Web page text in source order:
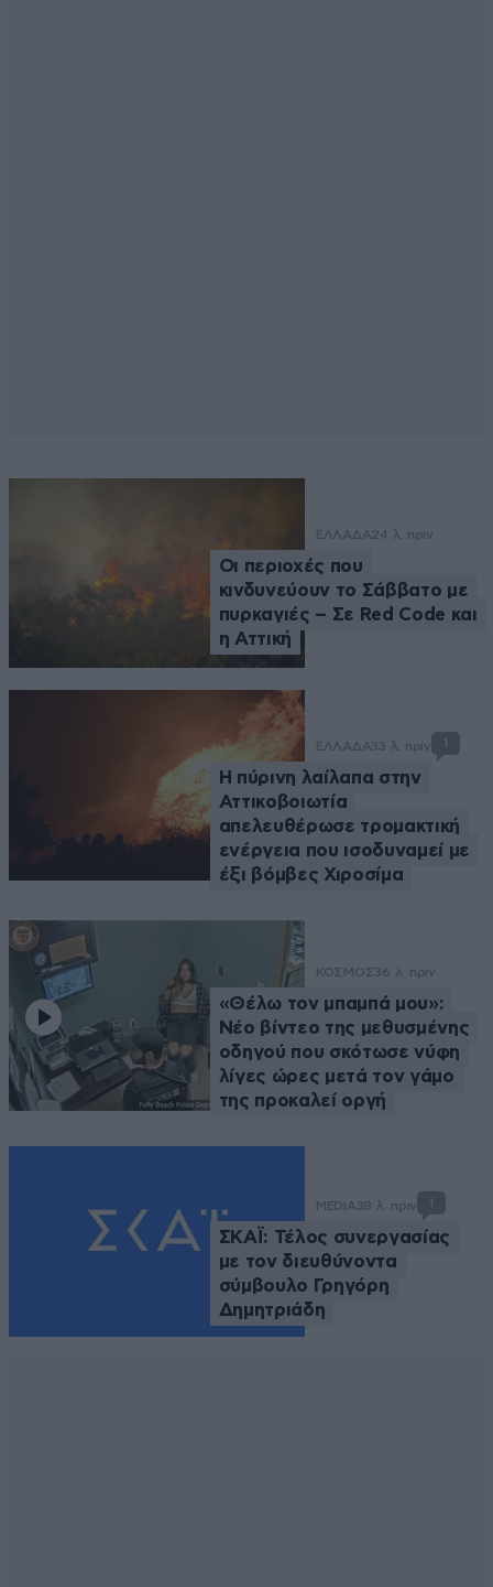
ΕΛΛΑΔΑ24 λ. πριν
Οι περιοχές που
κινδυνεύουν το Σάββατο με
πυρκαγιές – Σε Red Code και
η Αττική
ΕΛΛΑΔΑ33 λ. πριν 1
Η πύρινη λαίλαπα στην
Αττικοβοιωτία
απελευθέρωσε τρομακτική
ενέργεια που ισοδυναμεί με
έξι βόμβες Χιροσίμα
ΚΟΣΜΟΣ36 λ. πριν
«Θέλω τον μπαμπά μου»:
Νέο βίντεο της μεθυσμένης
οδηγού που σκότωσε νύφη
λίγες ώρες μετά τον γάμο
της προκαλεί οργή
MEDIA38 λ. πριν 1
ΣΚΑΪ: Τέλος συνεργασίας
με τον διευθύνοντα
σύμβουλο Γρηγόρη
Δημητριάδη